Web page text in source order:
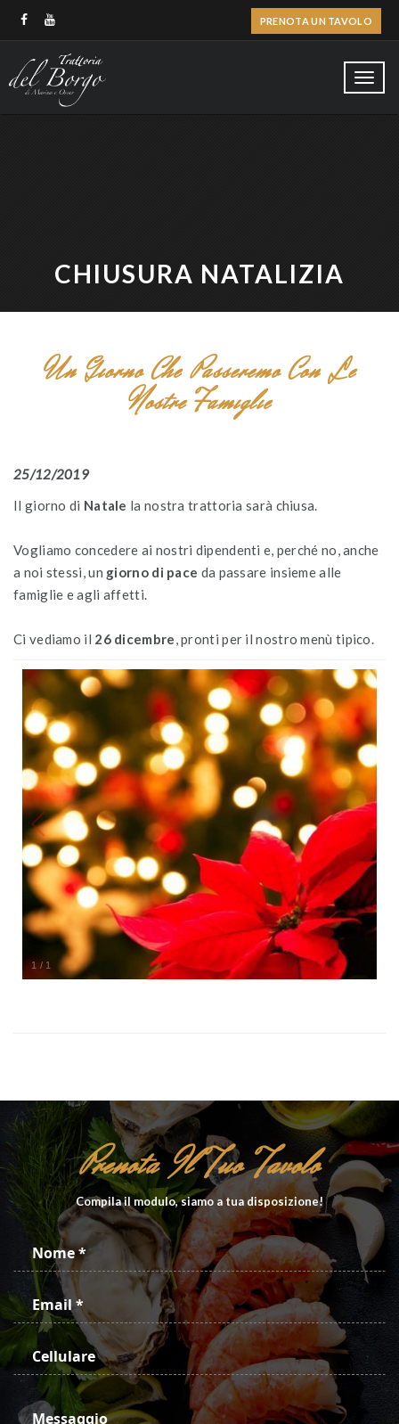
PRENOTA UN TAVOLO
CHIUSURA NATALIZIA
Un Giorno Che Passeremo Con Le
Nostre Famiglie
25/12/2019
Il giorno di Natale la nostra trattoria sarà chiusa.
Vogliamo concedere ai nostri dipendenti e, perché no, anche
a noi stessi, un giorno di pace da passare insieme alle
famiglie e agli affetti.
Ci vediamo il 26 dicembre, pronti per il nostro menù tipico.
1/ 1
Prenota Il Tuo Tavolo
Compila il modulo, siamo a tua disposizione!